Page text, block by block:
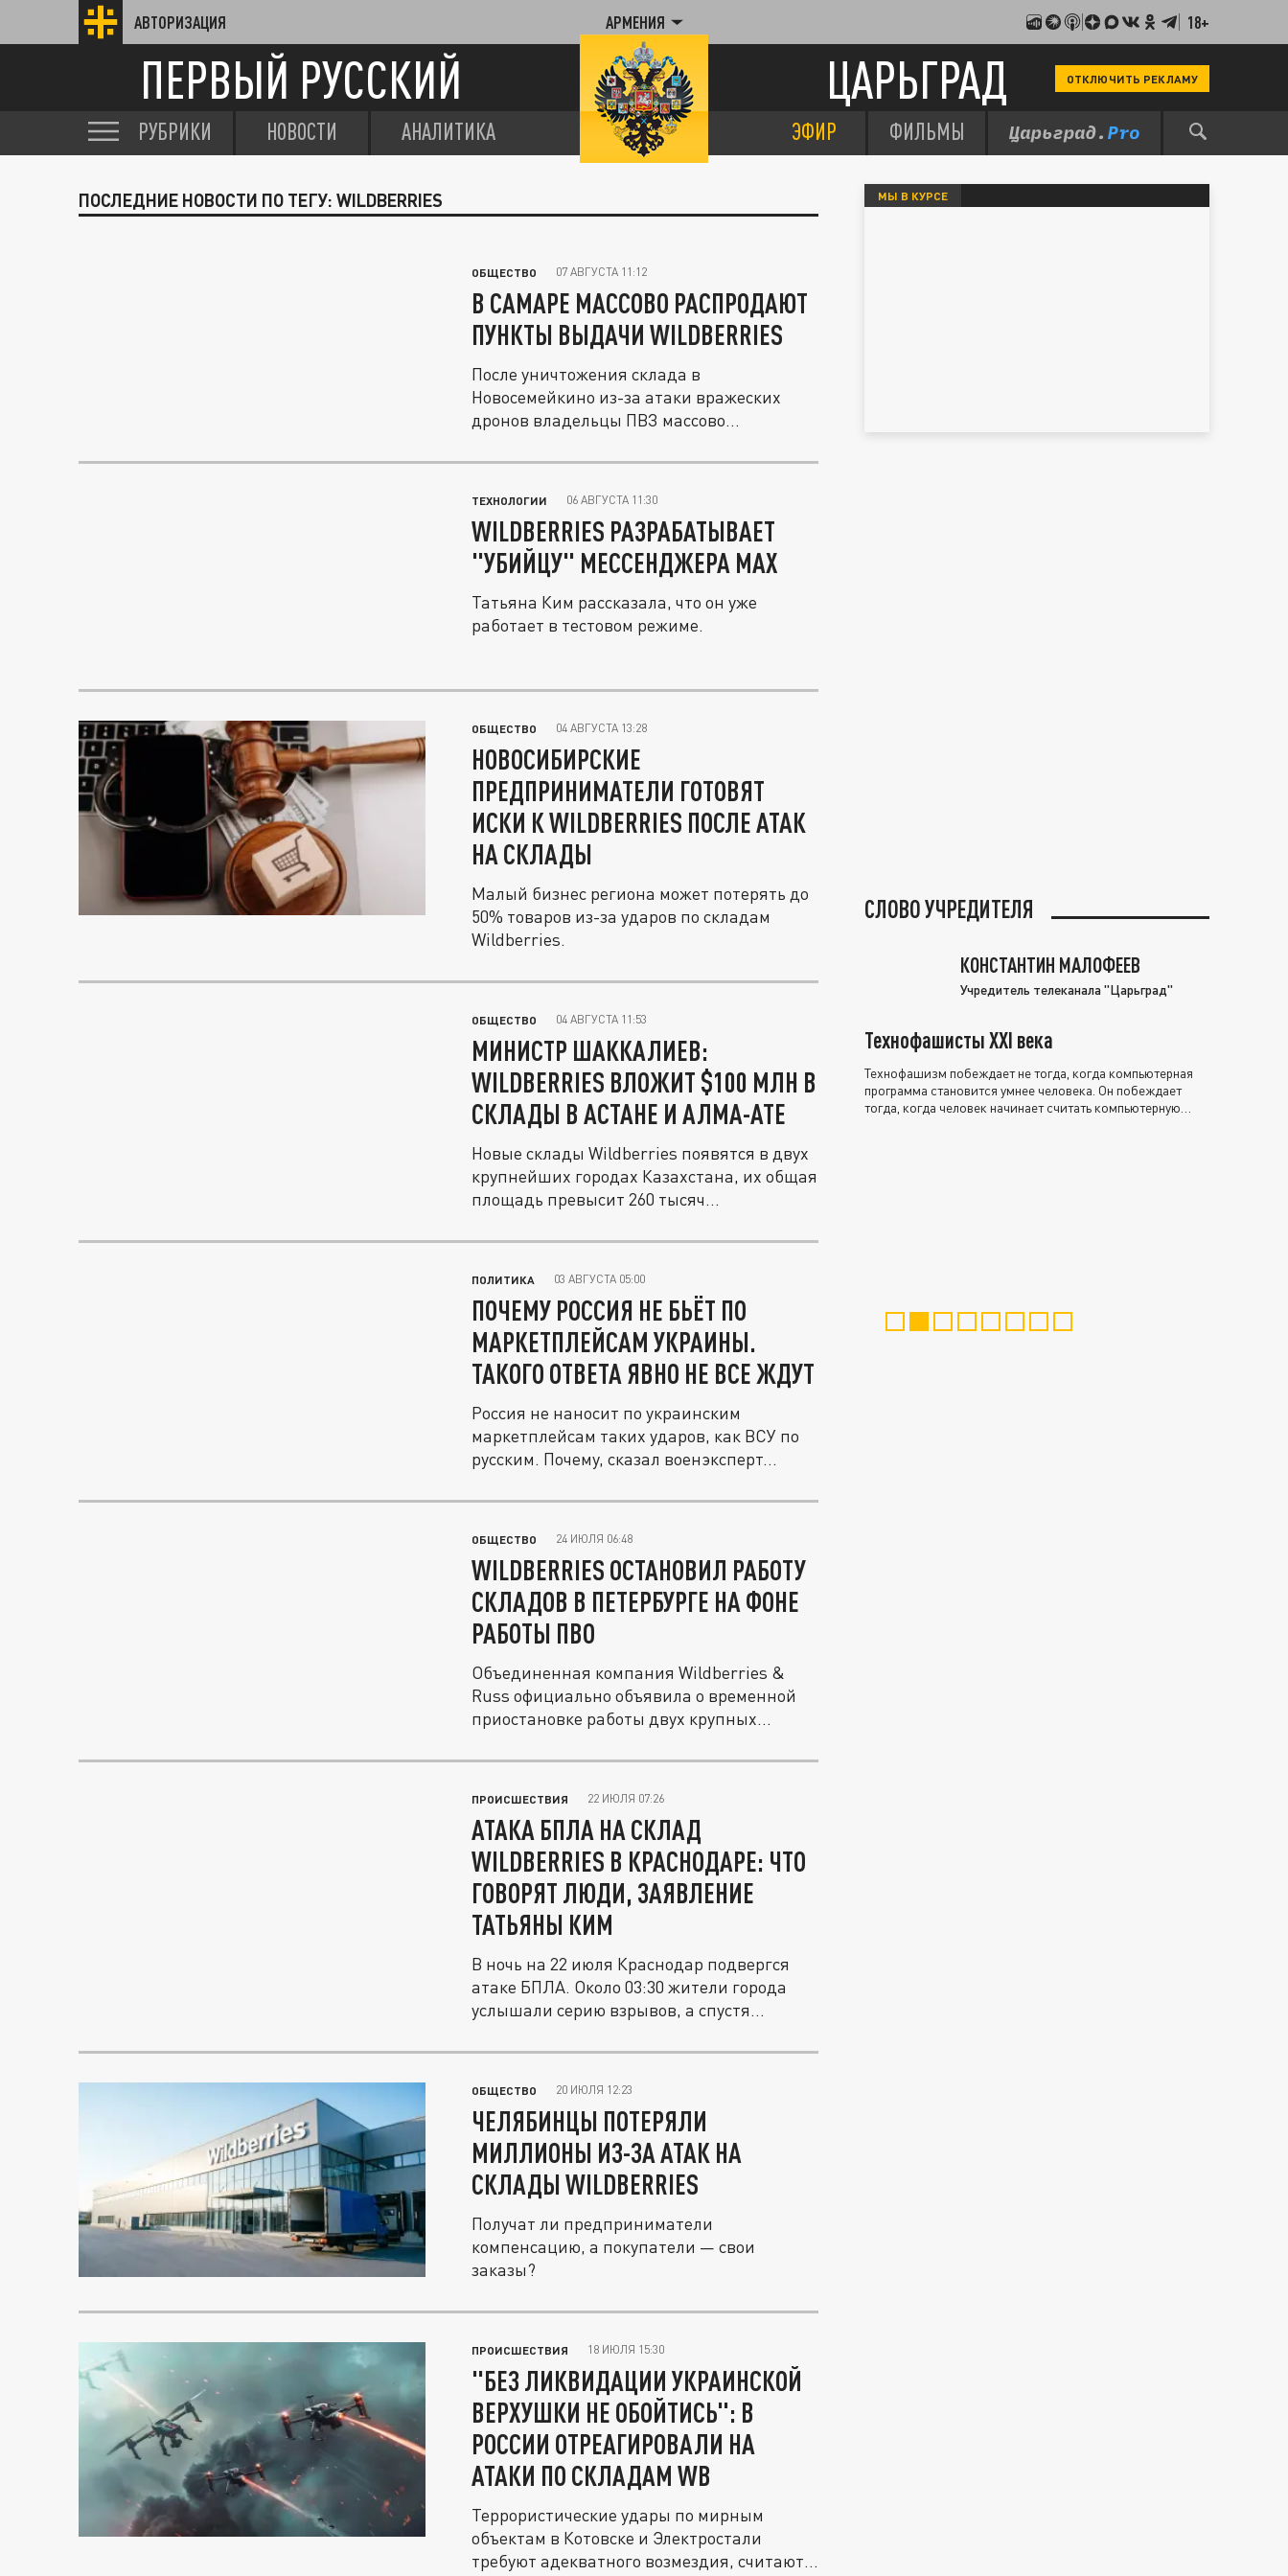
АВТОРИЗАЦИЯ АРМЕНИЯ 18+
ПЕРВЫЙ РУССКИЙ ЦАРЬГРАД ОТКЛЮЧИТЬ РЕКЛАМУ
РУБРИКИ НОВОСТИ АНАЛИТИКА ЭФИР ФИЛЬМЫ
ПОСЛЕДНИЕ НОВОСТИ ПО ТЕГУ: WILDBERRIES
ОБЩЕСТВО 07 АВГУСТА 11:12
В САМАРЕ МАССОВО РАСПРОДАЮТ
ПУНКТЫ ВЫДАЧИ WILDBERRIES
После уничтожения склада в
Новосемейкино из-за атаки вражеских
дронов владельцы ПВЗ массово
ТЕХНОЛОГИИ 06 АВГУСТА 11:30
WILDBERRIES РАЗРАБАТЫВАЕТ
"УБИЙЦУ" МЕССЕНДЖЕРА МАХ
Татьяна Ким рассказала, что он уже
работает в тестовом режиме.
ОБЩЕСТВО 04 АВГУСТА 13:28
НОВОСИБИРСКИЕ
ПРЕДПРИНИМАТЕЛИ ГОТОВЯТ
ИСКИ К WILDBERRIES ПОСЛЕ АТАК
НА СКЛАДЫ
Малый бизнес региона может потерять до
50% товаров из-за ударов по складам
Wildberries.
ОБЩЕСТВО 04 АВГУСТА 11:53
МИНИСТР ШАККАЛИЕВ:
WILDBERRIES ВЛОЖИТ $100 МЛН В
СКЛАДЫ В АСТАНЕ И АЛМА-АТЕ
Новые склады Wildberries появятся в двух
крупнейших городах Казахстана, их общая
площадь превысит 260 тысяч...
ПОЛИТИКА 03 АВГУСТА 05:00
ПОЧЕМУ РОССИЯ НЕ БЬЁТ ПО
МАРКЕТПЛЕЙСАМ УКРАИНЫ.
ТАКОГО ОТВЕТА ЯВНО НЕ ВСЕ ЖДУТ
Россия не наносит по украинским
маркетплейсам таких ударов, как ВСУ по
русским. Почему, сказал военэксперт...
ОБЩЕСТВО 24 ИЮЛЯ 06:48
WILDBERRIES ОСТАНОВИЛ РАБОТУ
СКЛАДОВ В ПЕТЕРБУРГЕ НА ФОНЕ
РАБОТЫ ПВО
Объединенная компания Wildberries &
Russ официально объявила о временной
приостановке работы двух крупных...
ПРОИСШЕСТВИЯ 22 ИЮЛЯ 07:26
АТАКА БПЛА НА СКЛАД
WILDBERRIES В КРАСНОДАРЕ: ЧТО
ГОВОРЯТ ЛЮДИ, ЗАЯВЛЕНИЕ
ТАТЬЯНЫ КИМ
В ночь на 22 июля Краснодар подвергся
атаке БПЛА. Около 03:30 жители города
услышали серию взрывов, а спустя...
ОБЩЕСТВО 20 ИЮЛЯ 12:23
ЧЕЛЯБИНЦЫ ПОТЕРЯЛИ
МИЛЛИОНЫ ИЗ-ЗА АТАК НА
СКЛАДЫ WILDBERRIES
Получат ли предприниматели
компенсацию, а покупатели — свои
заказы?
ПРОИСШЕСТВИЯ 18 ИЮЛЯ 15:30
"БЕЗ ЛИКВИДАЦИИ УКРАИНСКОЙ
ВЕРХУШКИ НЕ ОБОЙТИСЬ": В
РОССИИ ОТРЕАГИРОВАЛИ НА
АТАКИ ПО СКЛАДАМ WB
Террористические удары по мирным
объектам в Котовске и Электростали
требуют адекватного возмездия, считают
МЫ В КУРСЕ
СЛОВО УЧРЕДИТЕЛЯ
КОНСТАНТИН МАЛОФЕЕВ
Учредитель телеканала "Царьград"
Технофашисты XXI века
Технофашизм побеждает не тогда, когда компьютерная
программа становится умнее человека. Он побеждает
тогда, когда человек начинает считать компьютерную